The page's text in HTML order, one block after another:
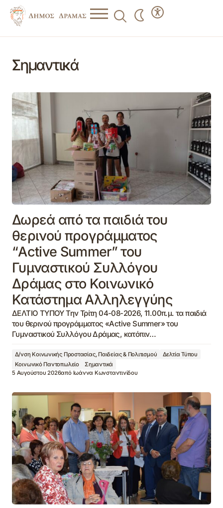
Σημαντικά
Δωρεά από τα παιδιά του
θερινού προγράμματος
“Active Summer” του
Γυμναστικού Συλλόγου
Δράμας στο Κοινωνικό
Κατάστημα Αλληλεγγύης
ΔΕΛΤΙΟ ΤΥΠΟΥ Την Τρίτη 04-08-2026, 11.00π.μ. τα παιδιά
του θερινού προγράμματος «Active Summer» του
Γυμναστικού Συλλόγου Δράμας, κατόπιν…
Δ/νση Κοινωνικής Προστασίας, Παιδείας & Πολιτισμού
Δελτία Τύπου
Κοινωνικό Παντοπωλείο
Σημαντικά
5 Αυγούστου 2026από Ιωάννα Κωνσταντινίδου